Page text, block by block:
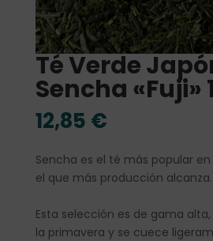
Té Verde
Sencha «Fuji»
12,85 €
Sencha es el té más popular
el que más producción alcanza.
Esta selección es de gama
la primavera y se cuece